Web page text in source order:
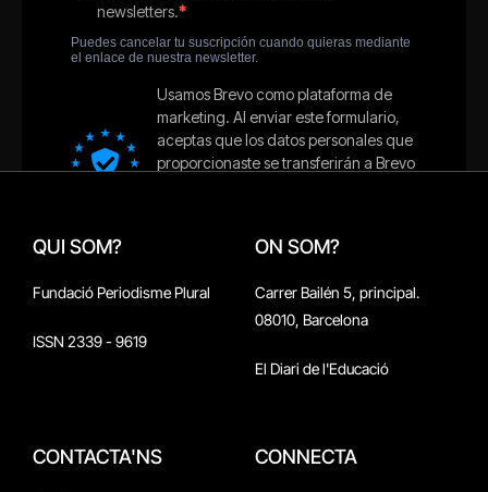
QUI SOM?
Fundació Periodisme Plural
ISSN 2339 - 9619
ON SOM?
Carrer Bailén 5, principal.
08010, Barcelona
El Diari de l'Educació
CONTACTA'NS CONNECTA